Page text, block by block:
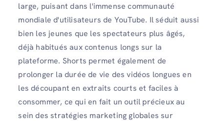
large, puisant dans l'immense communauté
mondiale d'utilisateurs de YouTube. Il séduit aussi
bien les jeunes que les spectateurs plus âgés,
déjà habitués aux contenus longs sur la
plateforme. Shorts permet également de
prolonger la durée de vie des vidéos longues en
les découpant en extraits courts et faciles à
consommer, ce qui en fait un outil précieux au
sein des stratégies marketing globales sur